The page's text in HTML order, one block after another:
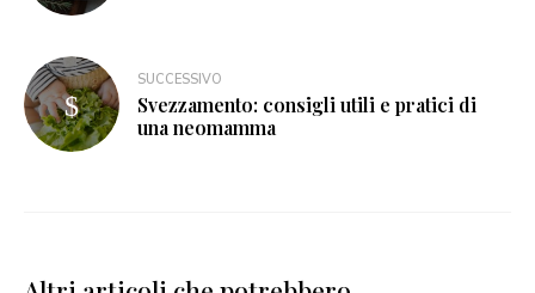
SUCCESSIVO
Svezzamento: consigli utili e pratici di
una neomamma